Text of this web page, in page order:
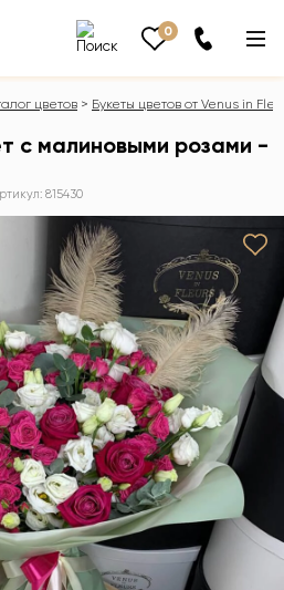
0
цветов Букеты цветов от Venus in
с малиновыми розами -
815430